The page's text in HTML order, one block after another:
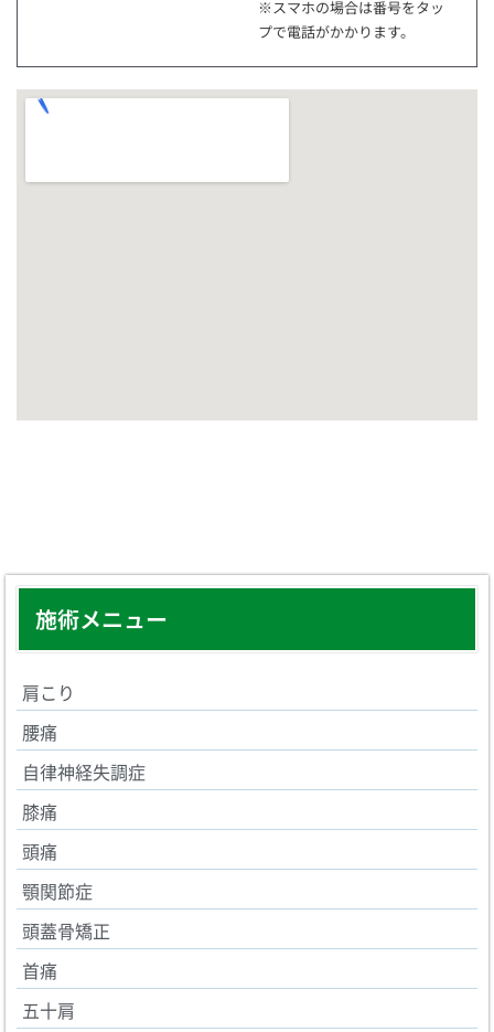
施術メニュー
肩こり
腰痛
自律神経失調症
膝痛
頭痛
顎関節症
頭蓋骨矯正
首痛
五十肩
※スマホの場合は番号をタッ
プで電話がかかります。